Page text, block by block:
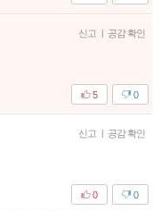
신고 | 공감 확인
0
5
신고 | 공감 확인
0
0